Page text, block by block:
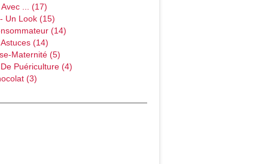
... (17)
Un Look (15)
(14)
(14)
Maternité (5)
Puériculture (4)
(3)